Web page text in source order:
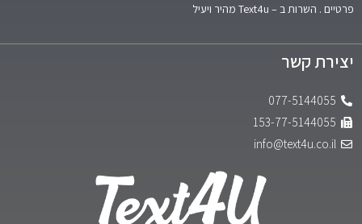
פרטיים . השרות ב – Text4u מהיר ויעיל
יצירת קשר
077-5144055
153-77-5144055
info@text4u.co.il